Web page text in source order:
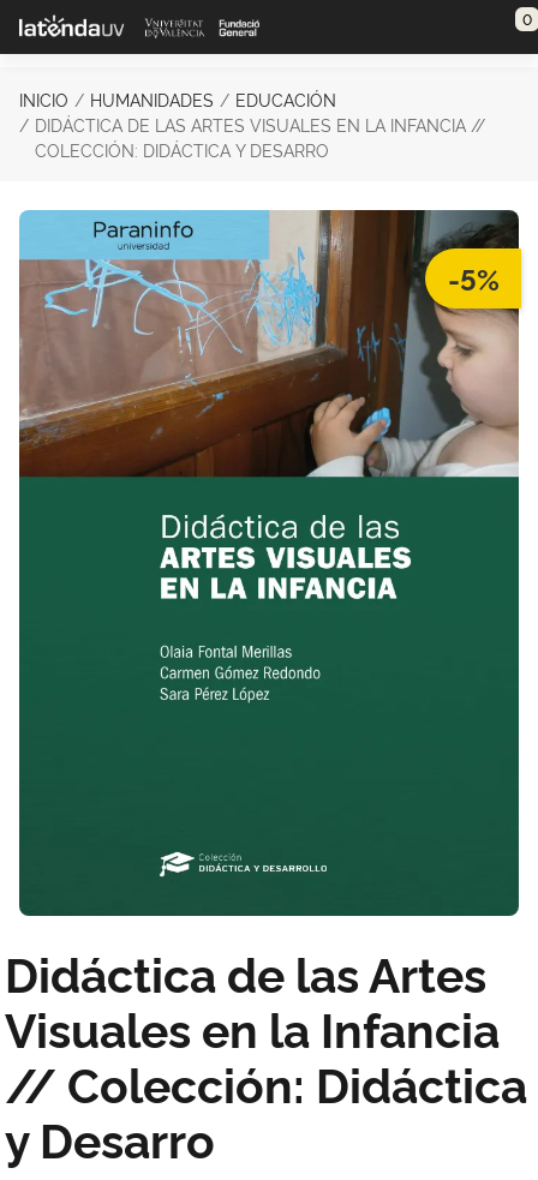
Saltar al contenido principal 0
INICIO HUMANIDADES
EDUCACIÓN
DIDÁCTICA DE LAS ARTES VISUALES EN LA INFANCIA //
COLECCIÓN: DIDÁCTICA Y DESARRO
-5%
Didáctica de las Artes
Visuales en la Infancia
// Colección: Didáctica
y Desarro